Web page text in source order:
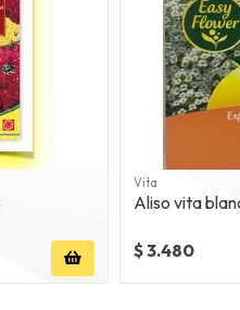
Vita
Aliso vita
$ 3.480